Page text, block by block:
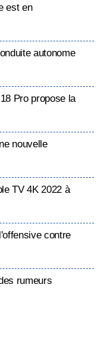
est en
autonome
Pro propose la
nouvelle
TV 4K 2022 à
contre
rumeurs